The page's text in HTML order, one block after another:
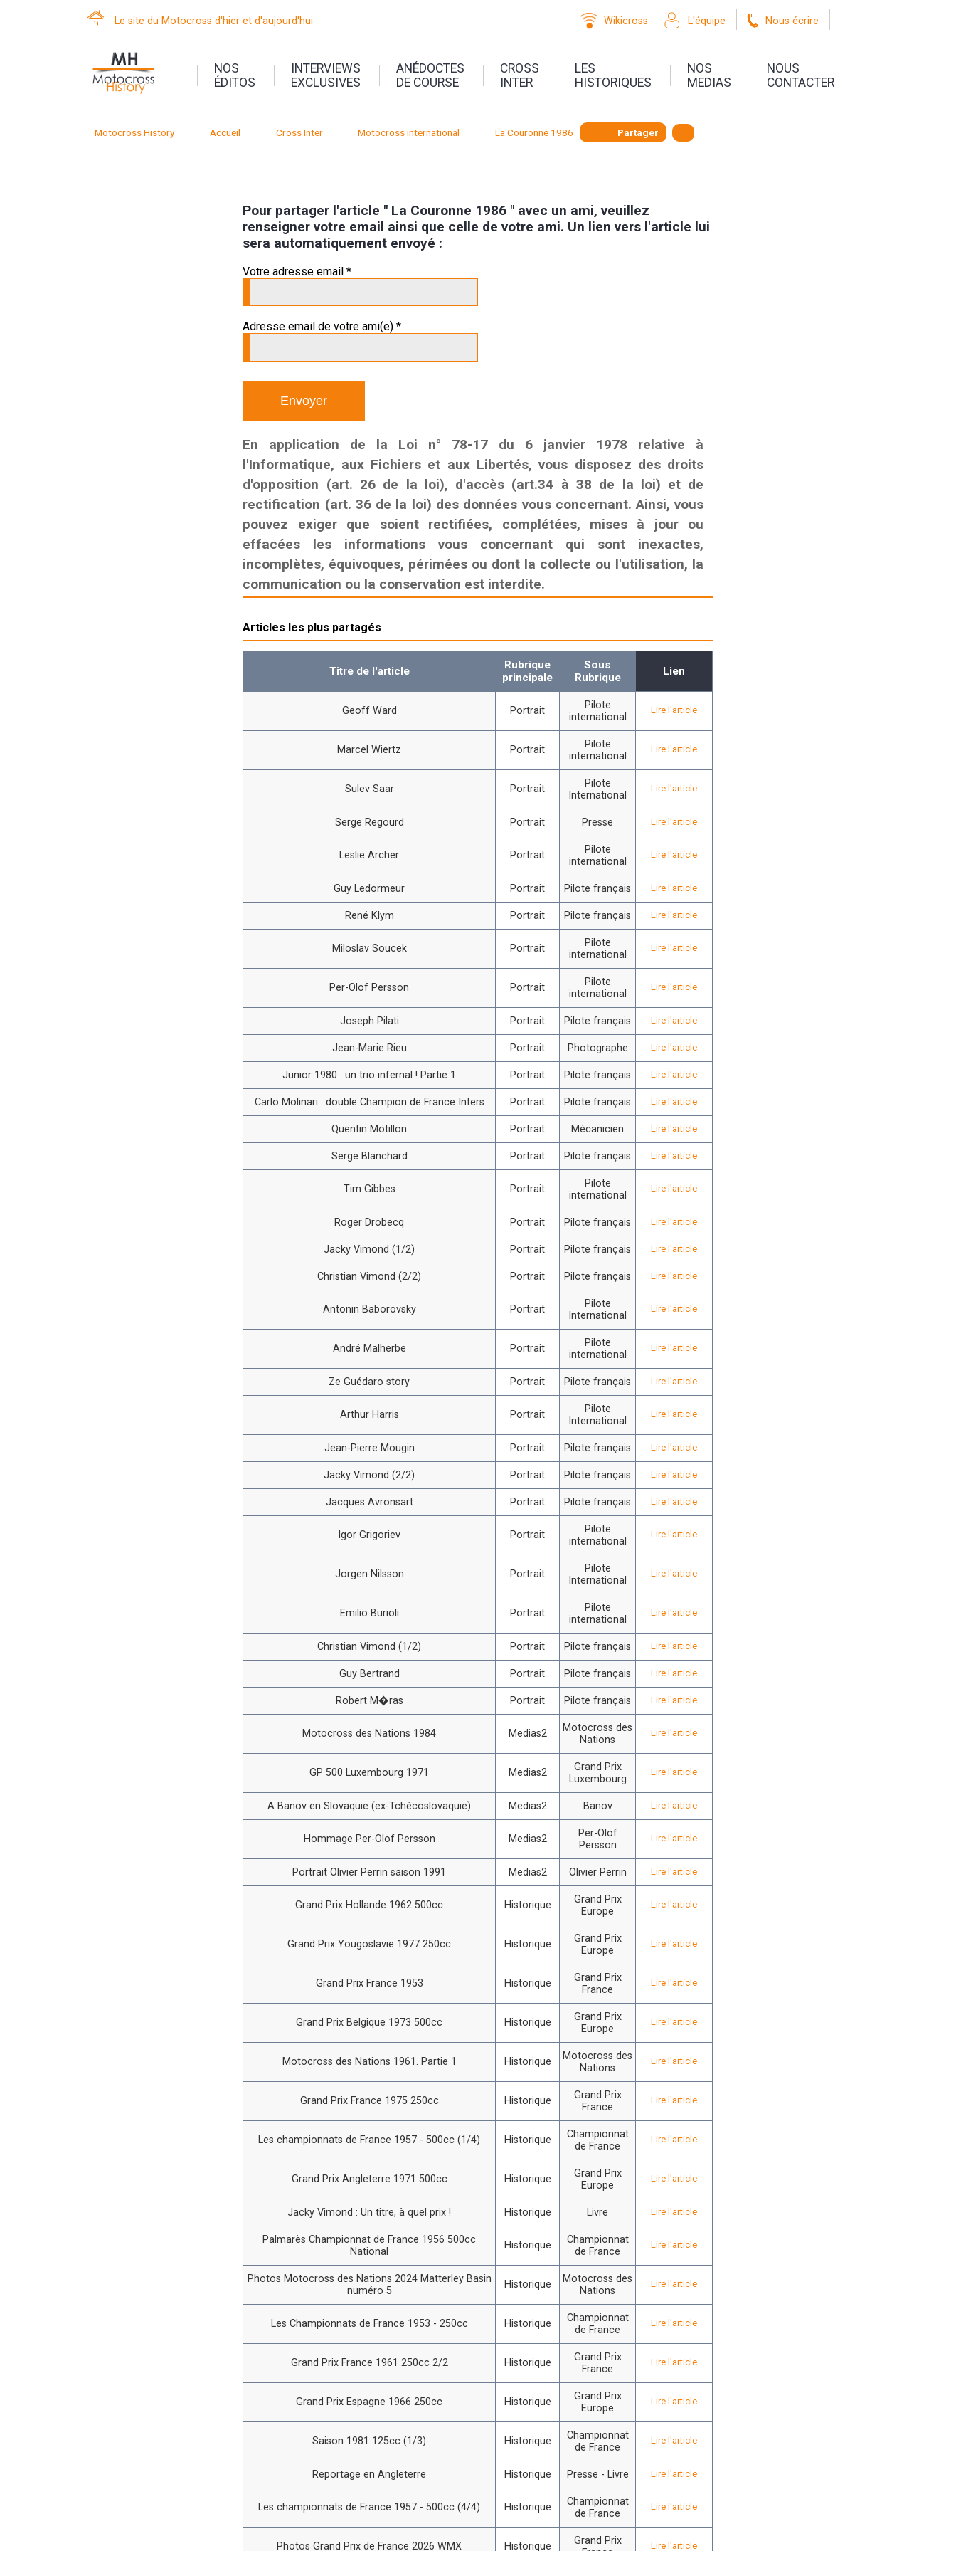
Le site du Motocross d'hier et d'aujourd'hui Wikicross L'équipe Nous écrire
NOS
ÉDITOS
INTERVIEWS
EXCLUSIVES
ANÉDOCTES
DE COURSE
CROSS
INTER
LES
HISTORIQUES
NOS
MEDIAS
NOUS
CONTACTER
Motocross History Accueil Cross Inter Motocross international La Couronne 1986 Partager
Pour partager l'article " La Couronne 1986 " avec un ami, veuillez
renseigner votre email ainsi que celle de votre ami. Un lien vers l'article lui
sera automatiquement envoyé :
Votre adresse email *
Adresse email de votre ami(e) *
En application de la Loi n° 78-17 du 6 janvier 1978 relative à
l'Informatique, aux Fichiers et aux Libertés, vous disposez des droits
d'opposition (art. 26 de la loi), d'accès (art.34 à 38 de la loi) et de
rectification (art. 36 de la loi) des données vous concernant. Ainsi, vous
pouvez exiger que soient rectifiées, complétées, mises à jour ou
effacées les informations vous concernant qui sont inexactes,
incomplètes, équivoques, périmées ou dont la collecte ou l'utilisation, la
communication ou la conservation est interdite.
Articles les plus partagés
Titre de l'article
Rubrique
principale
Sous
Rubrique
Lien
Geoff Ward Portrait
Pilote
international
Lire l'article
Marcel Wiertz Portrait
Pilote
international
Lire l'article
Sulev Saar Portrait
Pilote
International
Lire l'article
Serge Regourd Portrait Presse Lire l'article
Leslie Archer Portrait
Pilote
international
Lire l'article
Guy Ledormeur Portrait Pilote français Lire l'article
René Klym Portrait Pilote français Lire l'article
Miloslav Soucek Portrait
Pilote
international
Lire l'article
Per-Olof Persson Portrait
Pilote
international
Lire l'article
Joseph Pilati Portrait Pilote français Lire l'article
Jean-Marie Rieu Portrait Photographe Lire l'article
Junior 1980 : un trio infernal ! Partie 1 Portrait Pilote français Lire l'article
Carlo Molinari : double Champion de France Inters Portrait Pilote français Lire l'article
Quentin Motillon Portrait Mécanicien Lire l'article
Serge Blanchard Portrait Pilote français Lire l'article
Tim Gibbes Portrait
Pilote
international
Lire l'article
Roger Drobecq Portrait Pilote français Lire l'article
Jacky Vimond (1/2) Portrait Pilote français Lire l'article
Christian Vimond (2/2) Portrait Pilote français Lire l'article
Antonin Baborovsky Portrait
Pilote
International
Lire l'article
André Malherbe Portrait
Pilote
international
Lire l'article
Ze Guédaro story Portrait Pilote français Lire l'article
Arthur Harris Portrait
Pilote
International
Lire l'article
Jean-Pierre Mougin Portrait Pilote français Lire l'article
Jacky Vimond (2/2) Portrait Pilote français Lire l'article
Jacques Avronsart Portrait Pilote français Lire l'article
Igor Grigoriev Portrait
Pilote
international
Lire l'article
Jorgen Nilsson Portrait
Pilote
International
Lire l'article
Emilio Burioli Portrait
Pilote
international
Lire l'article
Christian Vimond (1/2) Portrait Pilote français Lire l'article
Guy Bertrand Portrait Pilote français Lire l'article
Robert M�ras Portrait Pilote français Lire l'article
Motocross des Nations 1984 Medias2
Motocross des
Nations
Lire l'article
GP 500 Luxembourg 1971 Medias2
Grand Prix
Luxembourg
Lire l'article
A Banov en Slovaquie (ex-Tchécoslovaquie) Medias2 Banov Lire l'article
Hommage Per-Olof Persson Medias2
Per-Olof
Persson
Lire l'article
Portrait Olivier Perrin saison 1991 Medias2 Olivier Perrin Lire l'article
Grand Prix Hollande 1962 500cc Historique
Grand Prix
Europe
Lire l'article
Grand Prix Yougoslavie 1977 250cc Historique
Grand Prix
Europe
Lire l'article
Grand Prix France 1953 Historique
Grand Prix
France
Lire l'article
Grand Prix Belgique 1973 500cc Historique
Grand Prix
Europe
Lire l'article
Motocross des Nations 1961. Partie 1 Historique
Motocross des
Nations
Lire l'article
Grand Prix France 1975 250cc Historique
Grand Prix
France
Lire l'article
Les championnats de France 1957 - 500cc (1/4) Historique
Championnat
de France
Lire l'article
Grand Prix Angleterre 1971 500cc Historique
Grand Prix
Europe
Lire l'article
Jacky Vimond : Un titre, à quel prix ! Historique Livre Lire l'article
Palmarès Championnat de France 1956 500cc
National
Historique
Championnat
de France
Lire l'article
Photos Motocross des Nations 2024 Matterley Basin
numéro 5
Historique
Motocross des
Nations
Lire l'article
Les Championnats de France 1953 - 250cc Historique
Championnat
de France
Lire l'article
Grand Prix France 1961 250cc 2/2 Historique
Grand Prix
France
Lire l'article
Grand Prix Espagne 1966 250cc Historique
Grand Prix
Europe
Lire l'article
Saison 1981 125cc (1/3) Historique
Championnat
de France
Lire l'article
Reportage en Angleterre Historique Presse - Livre Lire l'article
Les championnats de France 1957 - 500cc (4/4) Historique
Championnat
de France
Lire l'article
Photos Grand Prix de France 2026 WMX Historique
Grand Prix
Lire l'article